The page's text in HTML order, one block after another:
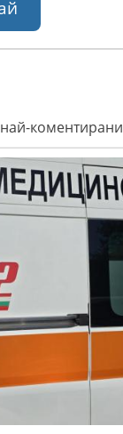
най-коментирани